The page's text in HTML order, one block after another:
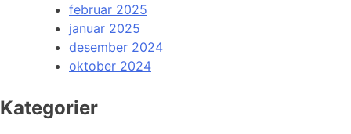
februar 2025
januar 2025
desember 2024
oktober 2024
Kategorier